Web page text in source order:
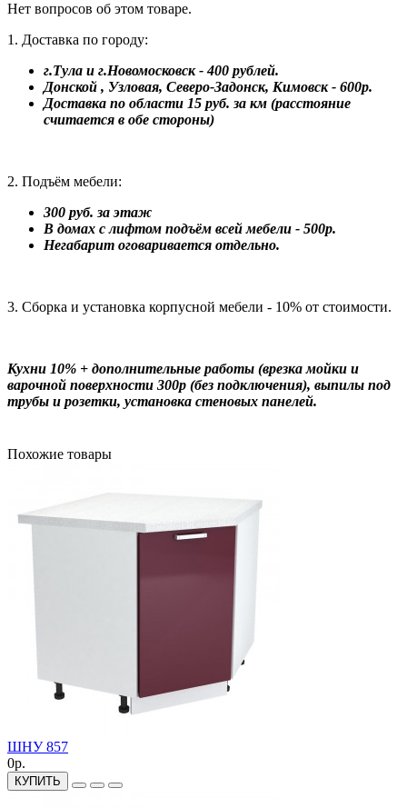
Нет вопросов об этом товаре.
1. Доставка по городу:
г.Тула и г.Новомосковск - 400 рублей.
Донской , Узловая, Северо-Задонск, Кимовск - 600р.
Доставка по области 15 руб. за км (расстояние
считается в обе стороны)
2. Подъём мебели:
300 руб. за этаж
В домах с лифтом подъём всей мебели - 500р.
Негабарит оговаривается отдельно.
3. Сборка и установка корпусной мебели - 10% от стоимости.
Кухни 10% + дополнительные работы (врезка мойки и
варочной поверхности 300р (без подключения), выпилы под
трубы и розетки, установка стеновых панелей.
Похожие товары
ШНУ 857
0р.
КУПИТЬ